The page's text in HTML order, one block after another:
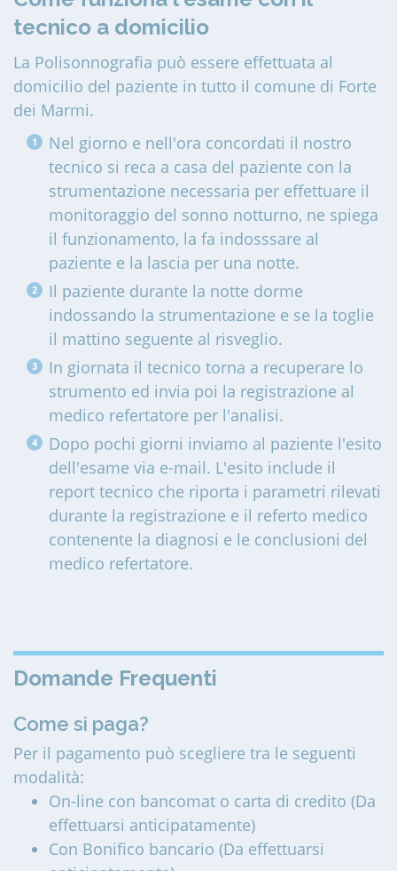
tecnico a domicilio
La Polisonnografia può essere effettuata al
domicilio del paziente in tutto il comune di Forte
dei Marmi.
Nel giorno e nell'ora concordati il nostro
tecnico si reca a casa del paziente con la
strumentazione necessaria per effettuare il
monitoraggio del sonno notturno, ne spiega
il funzionamento, la fa indosssare al
paziente e la lascia per una notte.
Il paziente durante la notte dorme
indossando la strumentazione e se la toglie
il mattino seguente al risveglio.
In giornata il tecnico torna a recuperare lo
strumento ed invia poi la registrazione al
medico refertatore per l'analisi.
Dopo pochi giorni inviamo al paziente l'esito
dell'esame via e-mail. L'esito include il
report tecnico che riporta i parametri rilevati
durante la registrazione e il referto medico
contenente la diagnosi e le conclusioni del
medico refertatore.
Domande Frequenti
Come si paga?
Per il pagamento può scegliere tra le seguenti
modalità:
On-line con bancomat o carta di credito (Da
effettuarsi anticipatamente)
Con Bonifico bancario (Da effettuarsi